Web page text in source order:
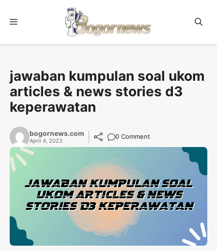
Menu
jawaban kumpulan soal ukom
articles & news stories d3
keperawatan
bogornews.com
April 4, 2023
0 Comment